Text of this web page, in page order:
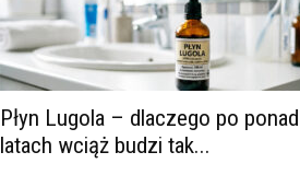
Płyn Lugola – dlaczego po
latach wciąż budzi tak...